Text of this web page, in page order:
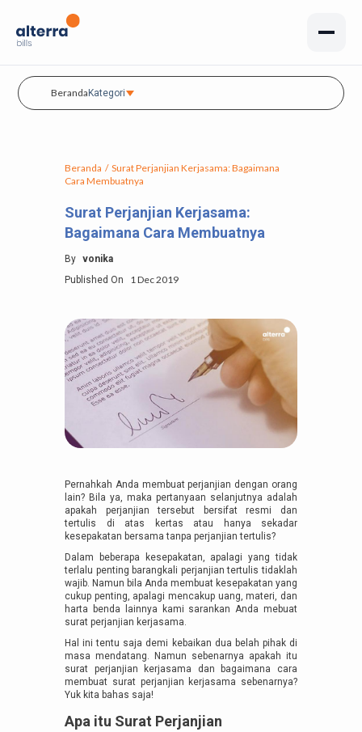
BerandaKategori
Beranda / Surat Perjanjian Kerjasama: Bagaimana
Cara Membuatnya
Surat Perjanjian Kerjasama:
Bagaimana Cara Membuatnya
By vonika
Published On
1 Dec 2019
Pernahkah Anda membuat perjanjian dengan orang
lain? Bila ya, maka pertanyaan selanjutnya adalah
apakah perjanjian tersebut bersifat resmi dan
tertulis di atas kertas atau hanya sekadar
kesepakatan bersama tanpa perjanjian tertulis?
Dalam beberapa kesepakatan, apalagi yang tidak
terlalu penting barangkali perjanjian tertulis tidaklah
wajib. Namun bila Anda membuat kesepakatan yang
cukup penting, apalagi mencakup uang, materi, dan
harta benda lainnya kami sarankan Anda mebuat
surat perjanjian kerjasama.
Hal ini tentu saja demi kebaikan dua belah pihak di
masa mendatang. Namun sebenarnya apakah itu
surat perjanjian kerjasama dan bagaimana cara
membuat surat perjanjian kerjasama sebenarnya?
Yuk kita bahas saja!
Apa itu Surat Perjanjian